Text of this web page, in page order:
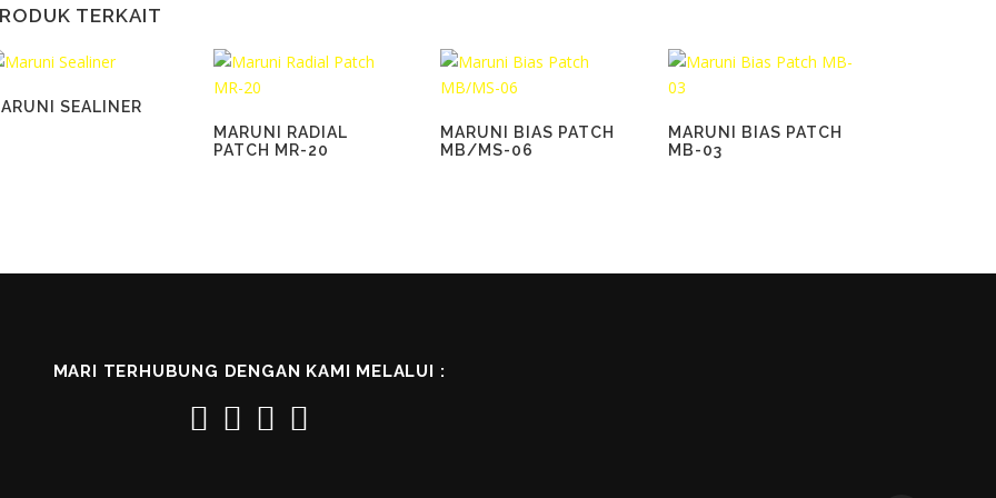
TERKAIT
SEALINER
MARUNI RADIAL
PATCH MR-20
MARUNI BIAS PATCH
MB/MS-06
MARUNI BIAS PATCH
MB-03
MARI TERHUBUNG DENGAN KAMI MELALUI :